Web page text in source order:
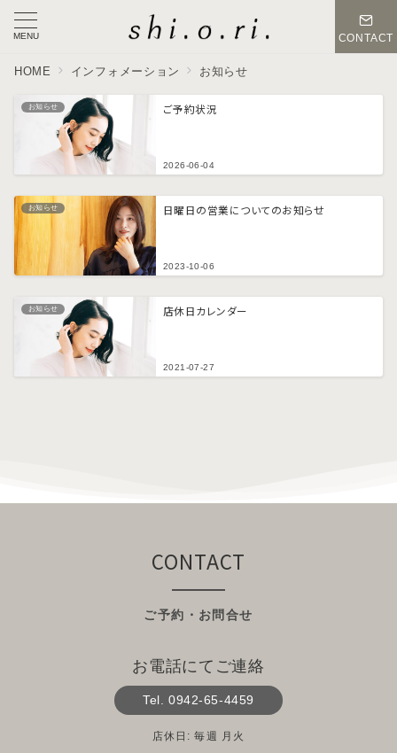
MENU CONTACT
HOME インフォメーション お知らせ
お知らせ ご予約状況
2026-06-04
お知らせ 日曜日の営業についてのお知らせ
2023-10-06
お知らせ 店休日カレンダー
2021-07-27
CONTACT
ご予約・お問合せ
お電話にてご連絡
Tel. 0942-65-4459
店休日: 毎週 月火